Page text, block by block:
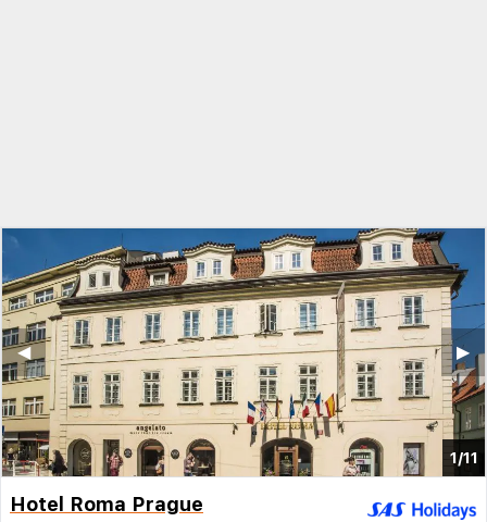
1/11
▶︎
◀︎
Hotel Roma Prague